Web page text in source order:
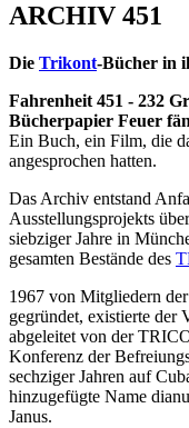
ARCHIV 451
Die Trikont-Bücher in
Fahrenheit 451 - 232
Bücherpapier Feuer
Ein Buch, ein Film, die
angesprochen hatten.
Das Archiv entstand
Ausstellungsprojekts
siebziger Jahre in
gesamten Bestände des
1967 von Mitgliedern
gegründet, existierte der
abgeleitet von der
Konferenz der
sechziger Jahren auf
hinzugefügte Name
Janus.